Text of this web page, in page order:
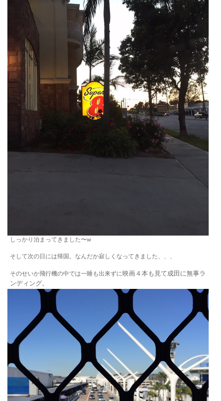
しっかり泊まってきました〜w
そして次の日には帰国。なんだか寂しくなってきました、、、
そのせいか飛行機の中では一睡も出来ずに映画４本も見て成田に無事ラ
ンディング。